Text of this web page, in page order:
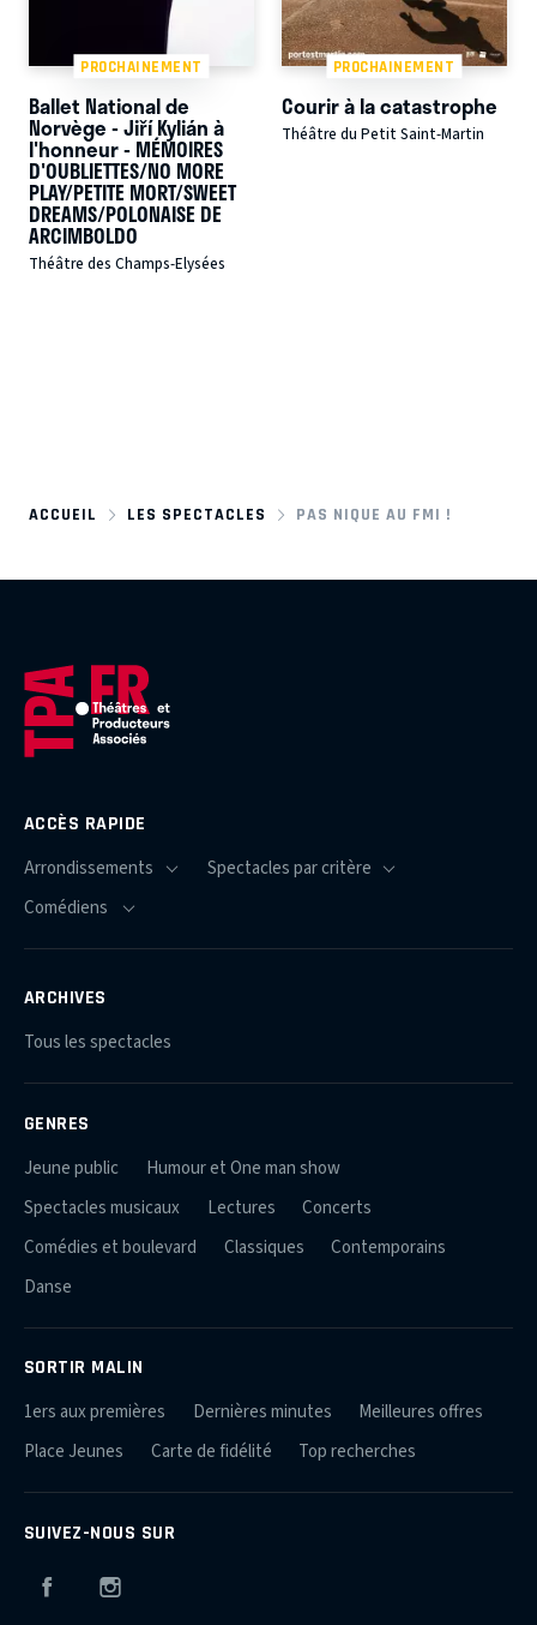
PROCHAINEMENT
Ballet National de
Norvège - Jiří Kylián à
l'honneur - MÉMOIRES
D'OUBLIETTES/NO MORE
PLAY/PETITE MORT/SWEET
DREAMS/POLONAISE DE
ARCIMBOLDO
Théâtre des Champs-Elysées
PROCHAINEMENT
Courir à la catastrophe
Théâtre du Petit Saint-Martin
ACCUEIL LES SPECTACLES PAS NIQUE AU FMI !
ACCÈS RAPIDE
ARCHIVES
Tous les spectacles
GENRES
Jeune public
Humour et One man show
Spectacles musicaux
Lectures
Concerts
Comédies et boulevard
Classiques
Contemporains
Danse
SORTIR MALIN
1ers aux premières Dernières minutes
Meilleures offres
Place Jeunes
Carte de fidélité Top recherches
SUIVEZ-NOUS SUR
Facebook